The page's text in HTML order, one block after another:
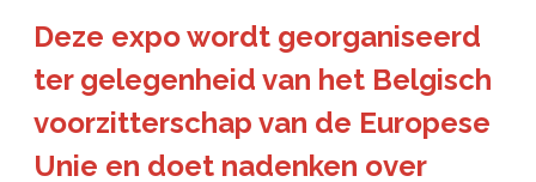
Deze expo wordt georganiseerd
ter gelegenheid van het Belgisch
voorzitterschap van de Europese
Unie en doet nadenken over